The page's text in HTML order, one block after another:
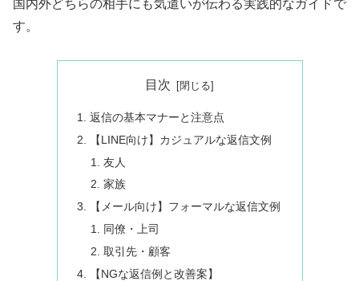
国内外どちらの相手にも気遣いが伝わる実践的なガイドで
す。
目次
返信の基本マナーと注意点
【LINE向け】カジュアルな返信文例
友人
家族
【メール向け】フォーマルな返信文例
同僚・上司
取引先・顧客
【NGな返信例と改善案】